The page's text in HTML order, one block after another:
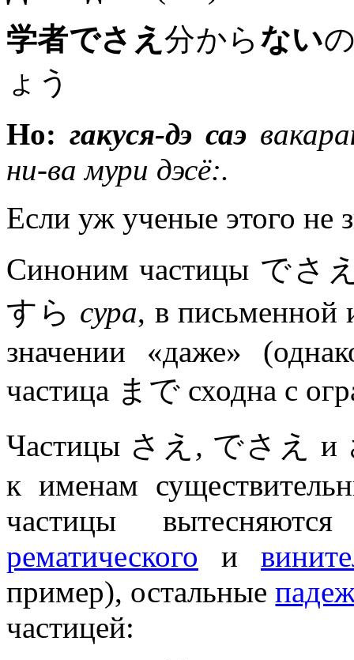
学者でさえ分から ない
ょう
Но: гакуся-дэ саэ вакара
ни-ва мури дэсё:.
Если уж ученые этого
Синоним частицы でさ
すら сура, в письменной
значении «даже»
частица まで сходна с
Частицы さえ , でさえ и
к именам
частицы
рематического и
пример), остальные
частицей: